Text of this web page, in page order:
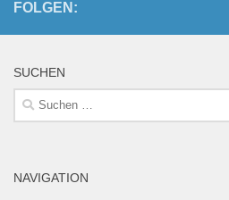
FOLGEN:
SUCHEN
Suchen
nach:
NAVIGATION